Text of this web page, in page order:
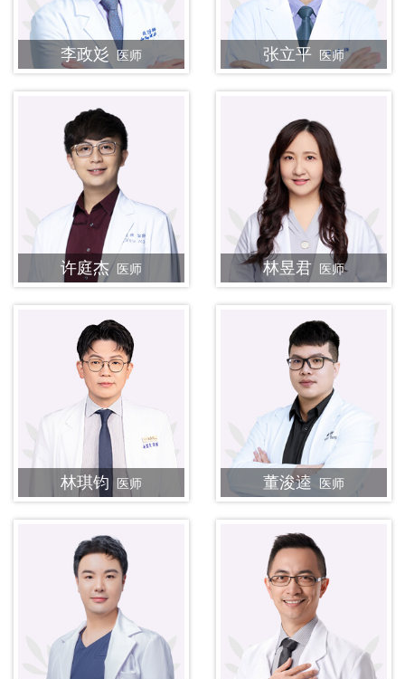
李政彣 医师 张立平 医师
许庭杰 医师 林昱君 医师
林琪钧 医师 董浚逵 医师